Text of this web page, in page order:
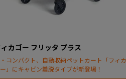
カゴー フリッタ プラス
コンパクト、自動収納ペットカート「フィカ
」にキャビン着脱タイプが新登場！